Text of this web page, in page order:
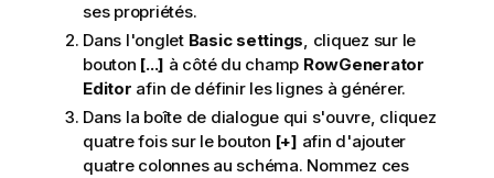
ses propriétés.
Dans l'onglet Basic settings, cliquez sur le
bouton [...] à côté du champ RowGenerator
Editor afin de définir les lignes à générer.
Dans la boîte de dialogue qui s'ouvre, cliquez
quatre fois sur le bouton [+] afin d'ajouter
quatre colonnes au schéma. Nommez ces